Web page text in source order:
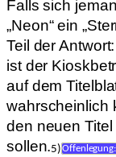
Falls sich
„Neon“ ein
Teil der
ist der
auf dem
wahrscheinlich
den neuen
sollen.5)